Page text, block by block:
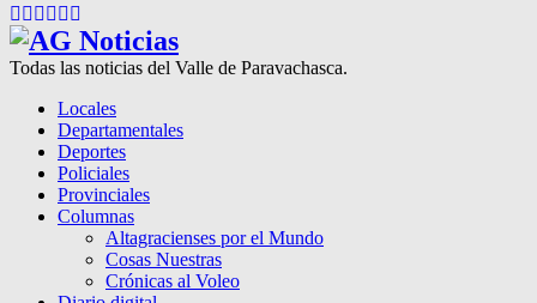
Facebook
Twitter
Instagram
Pinterest
Google
Todas las noticias del Valle de Paravachasca.
Locales
Departamentales
Deportes
Policiales
Provinciales
Columnas
Altagracienses por el Mundo
Cosas Nuestras
Crónicas al Voleo